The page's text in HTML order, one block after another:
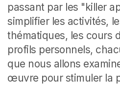
passant par les "killer
simplifier les activités,
thématiques, les cours
profils personnels,
que nous allons
œuvre pour stimuler la